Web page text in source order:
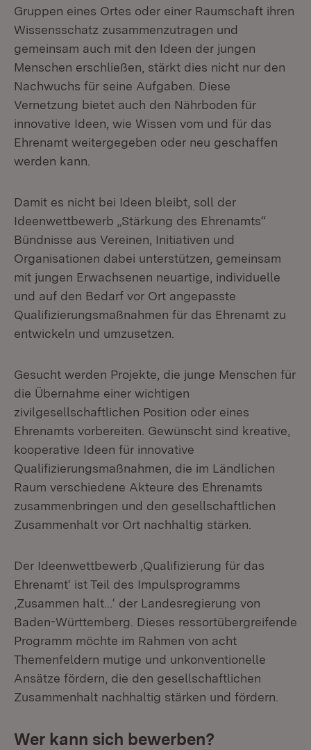
Gruppen eines Ortes oder einer Raumschaft ihren
Wissensschatz zusammenzutragen und
gemeinsam auch mit den Ideen der jungen
Menschen erschließen, stärkt dies nicht nur den
Nachwuchs für seine Aufgaben. Diese
Vernetzung bietet auch den Nährboden für
innovative Ideen, wie Wissen vom und für das
Ehrenamt weitergegeben oder neu geschaffen
werden kann.
Damit es nicht bei Ideen bleibt, soll der
Ideenwettbewerb „Stärkung des Ehrenamts“
Bündnisse aus Vereinen, Initiativen und
Organisationen dabei unterstützen, gemeinsam
mit jungen Erwachsenen neuartige, individuelle
und auf den Bedarf vor Ort angepasste
Qualifizierungsmaßnahmen für das Ehrenamt zu
entwickeln und umzusetzen.
Gesucht werden Projekte, die junge Menschen für
die Übernahme einer wichtigen
zivilgesellschaftlichen Position oder eines
Ehrenamts vorbereiten. Gewünscht sind kreative,
kooperative Ideen für innovative
Qualifizierungsmaßnahmen, die im Ländlichen
Raum verschiedene Akteure des Ehrenamts
zusammenbringen und den gesellschaftlichen
Zusammenhalt vor Ort nachhaltig stärken.
Der Ideenwettbewerb ‚Qualifizierung für das
Ehrenamt‘ ist Teil des Impulsprogramms
‚Zusammen halt…‘ der Landesregierung von
Baden-Württemberg. Dieses ressortübergreifende
Programm möchte im Rahmen von acht
Themenfeldern mutige und unkonventionelle
Ansätze fördern, die den gesellschaftlichen
Zusammenhalt nachhaltig stärken und fördern.
Wer kann sich bewerben?